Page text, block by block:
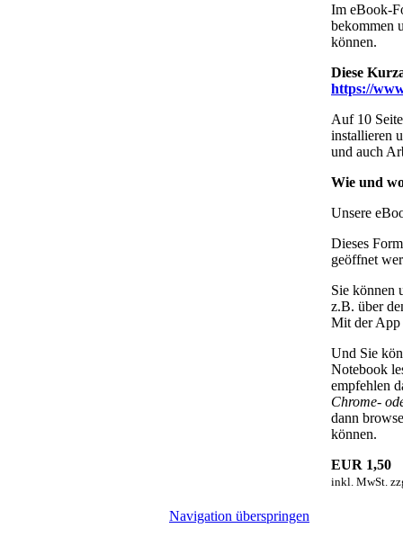
Im eBook-
bekommen
können.
Diese
https://
Auf 10
installieren
und auch
Wie und
Unsere
Dieses
geöffnet
Sie können
z.B. über
Mit der App
Und Sie
Notebook
empfehlen
Chrome-
dann
können.
EUR 1,50
inkl. MwSt.
Navigation überspringen